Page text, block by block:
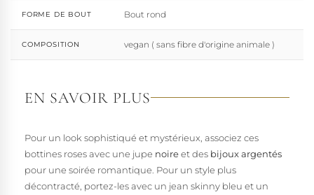
FORME DE BOUT Bout rond
COMPOSITION vegan ( sans fibre d'origine animale )
EN SAVOIR PLUS
Pour un look sophistiqué et mystérieux, associez ces
bottines roses avec une jupe noireet des bijoux argentés
pour une soirée romantique. Pour un style plus
décontracté, portez-les avec un jean skinny bleu et un